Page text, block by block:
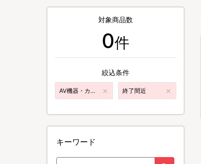
対象商品数
0件
絞込条件
AV機器・カメラ・パソコン 終了間近
キーワード